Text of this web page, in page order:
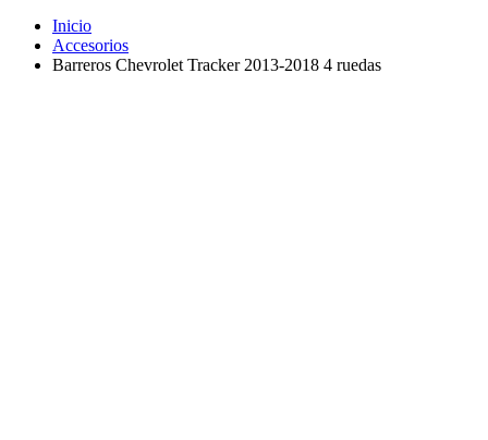
Inicio
Accesorios
Barreros Chevrolet Tracker 2013-2018 4 ruedas